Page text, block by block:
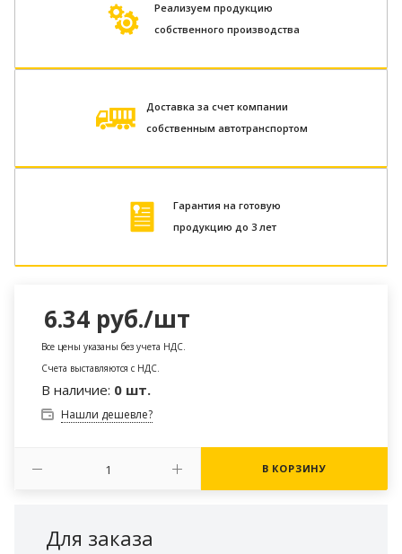
Реализуем продукцию
собственного производства
Доставка за счет компании
собственным автотранспортом
Гарантия на готовую
продукцию до 3 лет
6.34 руб./шт
Все цены указаны без учета НДС.
Счета выставляются с НДС.
В наличие: 0 шт.
Нашли дешевле?
В КОРЗИНУ
Для заказа